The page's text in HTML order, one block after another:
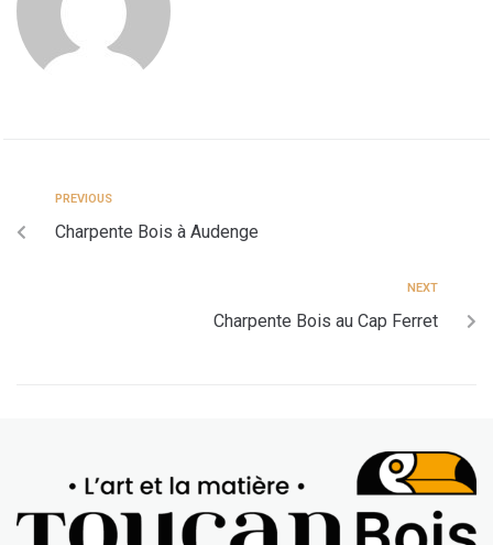
PREVIOUS
Charpente Bois à Audenge
NEXT
Charpente Bois au Cap Ferret